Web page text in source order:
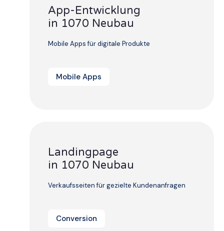
App-Entwicklung
in 1070 Neubau
Mobile Apps für digitale Produkte
Mobile Apps
Landingpage
in 1070 Neubau
Verkaufsseiten für gezielte Kundenanfragen
Conversion